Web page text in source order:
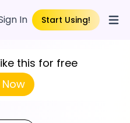
In Start Using!
this for free